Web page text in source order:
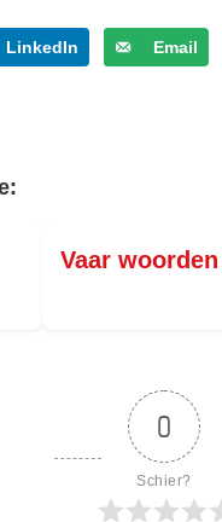
LinkedIn Email
Vaar woorden
0
Schier?